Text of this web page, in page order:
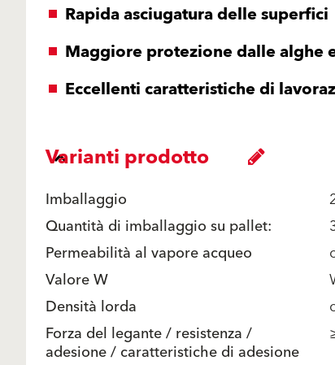
Rapida asciugatura delle superfici
Maggiore protezione dalle alghe
Eccellenti caratteristiche di
Varianti prodotto
Imballaggio
Quantità di imballaggio su pallet:
Permeabilità al vapore acqueo
Valore W
Densità lorda
Forza del legante / resistenza /
adesione / caratteristiche di adesione